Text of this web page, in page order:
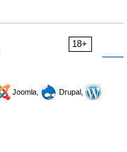
18+
Joomla,
Drupal,